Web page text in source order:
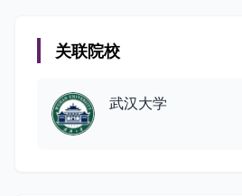
关联院校
武汉大学